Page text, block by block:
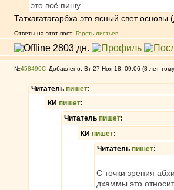
это всё пишу...
Татхагатагарбха это ясный свет основы
Ответы на этот пост: Горсть листьев
№458490 Добавлено: Вт 27 Ноя 18, 09:06 (8 лет
Читатель пишет:
КИ пишет:
Читатель пишет:
КИ пишет:
Читатель пишет:
С точки зрения
дхаммы это